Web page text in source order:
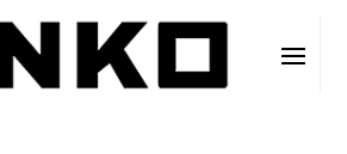
producto / 10 MM